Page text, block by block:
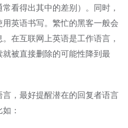
看得出其中的差别）。同时，
英语书写。繁忙的黑客一般会
在互联网上英语是工作语言，
被直接删除的可能性降到最
，最好提醒潜在的回复者语言
：